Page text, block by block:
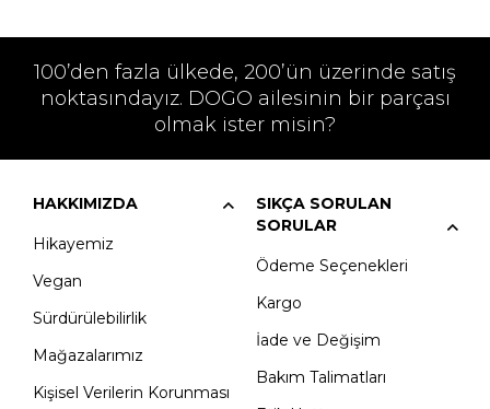
100’den fazla ülkede, 200’ün üzerinde satış
noktasındayız. DOGO ailesinin bir parçası
olmak ister misin?
HAKKIMIZDA
Hikayemiz
Vegan
Sürdürülebilirlik
Mağazalarımız
Kişisel Verilerin Korunması
SIKÇA SORULAN
SORULAR
Ödeme Seçenekleri
Kargo
İade ve Değişim
Bakım Talimatları